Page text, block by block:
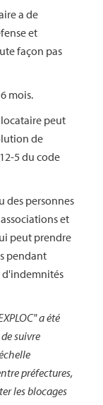
a de
et
façon pas
mois.
peut
de
5 du code
des personnes
et
peut prendre
pendant
d'indemnités
a été
suivre
préfectures,
les blocages